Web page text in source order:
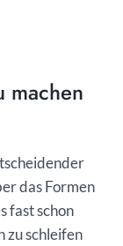
machen
das Formen
fast schon
zu schleifen